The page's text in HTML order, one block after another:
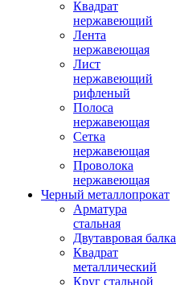
Квадрат
нержавеющий
Лента
нержавеющая
Лист
нержавеющий
рифленый
Полоса
нержавеющая
Сетка
нержавеющая
Проволока
нержавеющая
Черный металлопрокат
Арматура
стальная
Двутавровая балка
Квадрат
металлический
Круг стальной